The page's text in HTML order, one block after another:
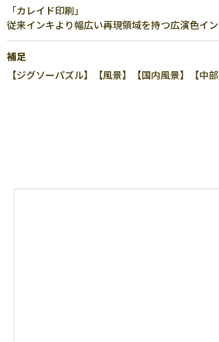
「カレイド印刷」
従来インキより幅広い再現領域を持つ広演色イ
補足
【ジグソーパズル】【風景】【国内風景】【